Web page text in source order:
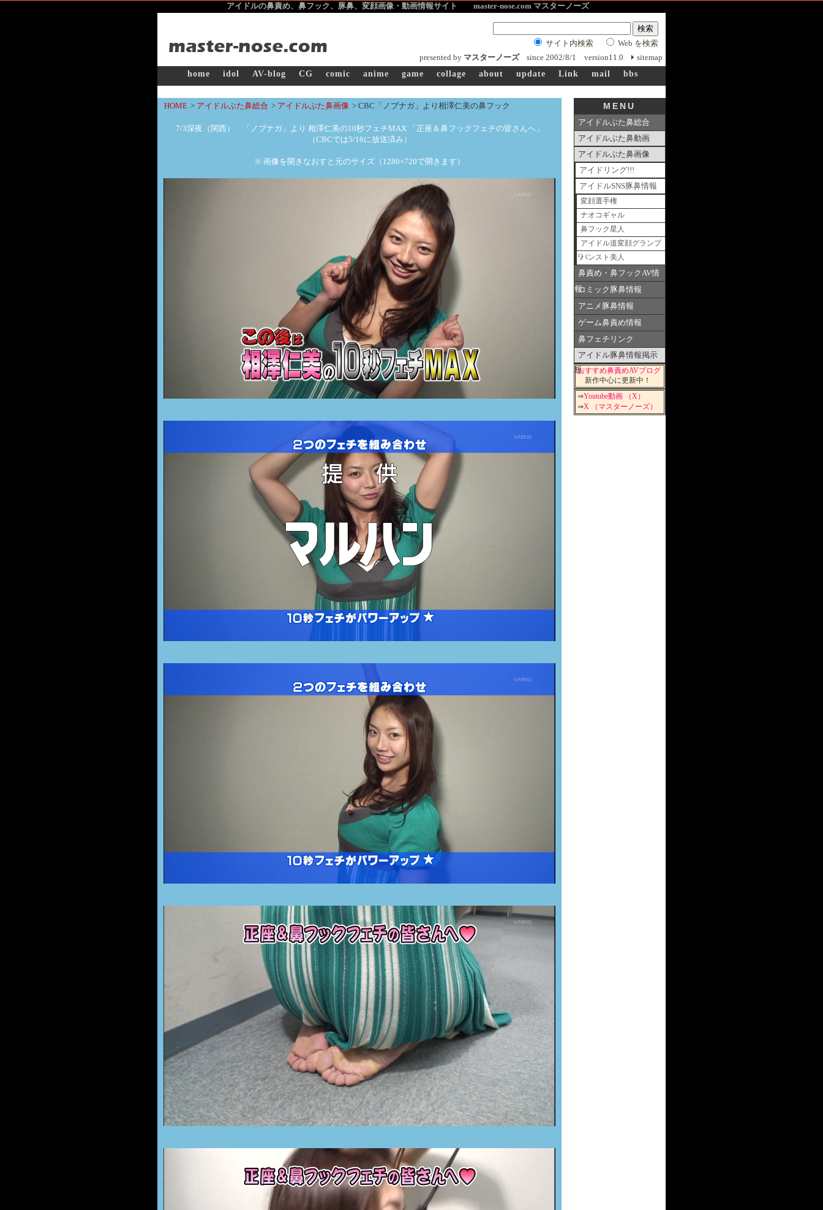
アイドルの鼻責め、鼻フック、豚鼻、変顔画像・動画情報サイト master-nose.com マスターノーズ
サイト内検索
Web を検索
presented by マスターノーズ since 2002/8/1 version11.0
sitemap
home
idol AV-blog CG comic anime game collage about update Link mail bbs
HOME > アイドルぶた鼻総合 > アイドルぶた鼻画像 > CBC「ノブナガ」より相澤仁美の鼻フック
7/3深夜（関西） 「ノブナガ」より 相澤仁美の10秒フェチMAX 「正座＆鼻フックフェチの皆さんへ」
（CBCでは5/16に放送済み）
※ 画像を開きなおすと元のサイズ（1280×720で開きます）
MENU
アイドルぶた鼻総合
アイドルぶた鼻動画
アイドルぶた鼻画像
アイドリング!!!
アイドルSNS豚鼻情報
変顔選手権
ナオコギャル
鼻フック星人
アイドル道変顔グランプ
リパンスト美人
鼻責め・鼻フックAV情
報コミック豚鼻情報
アニメ豚鼻情報
ゲーム鼻責め情報
鼻フェチリンク
アイドル豚鼻情報掲示
板おすすめ鼻責めAVブログ
新作中心に更新中！
⇒Youtube動画 （X）
⇒X （マスターノーズ）